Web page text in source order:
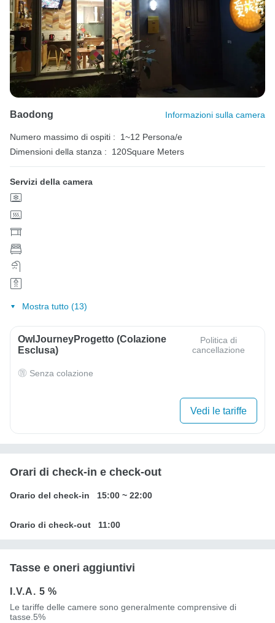
Baodong Informazioni sulla camera
Numero massimo di ospiti :
1~12 Persona/e
Dimensioni della stanza :
120Square Meters
Servizi della camera
Mostra tutto (13)
OwlJourneyProgetto (colazione
Esclusa)
Politica di
cancellazione
Senza colazione
Vedi le tariffe
Orari di check-in e check-out
Orario del check-in 15:00 ~ 22:00
Orario di check-out 11:00
Tasse e oneri aggiuntivi
I.V.A. 5 %
Le tariffe delle camere sono generalmente comprensive di
tasse.5%